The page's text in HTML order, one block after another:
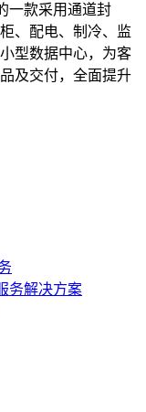
一款采用通道封
、配电、制冷、监
型数据中心，为客
及交付，全面提升
务解决方案